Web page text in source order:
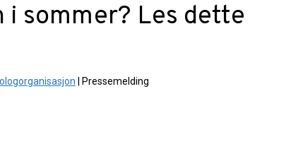
sommer? Les dette
Pressemelding